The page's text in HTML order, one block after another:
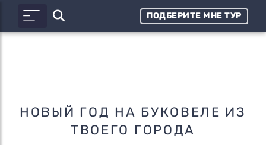
ПОДБЕРИТЕ МНЕ ТУР
НОВЫЙ ГОД НА БУКОВЕЛЕ ИЗ
ТВОЕГО ГОРОДА